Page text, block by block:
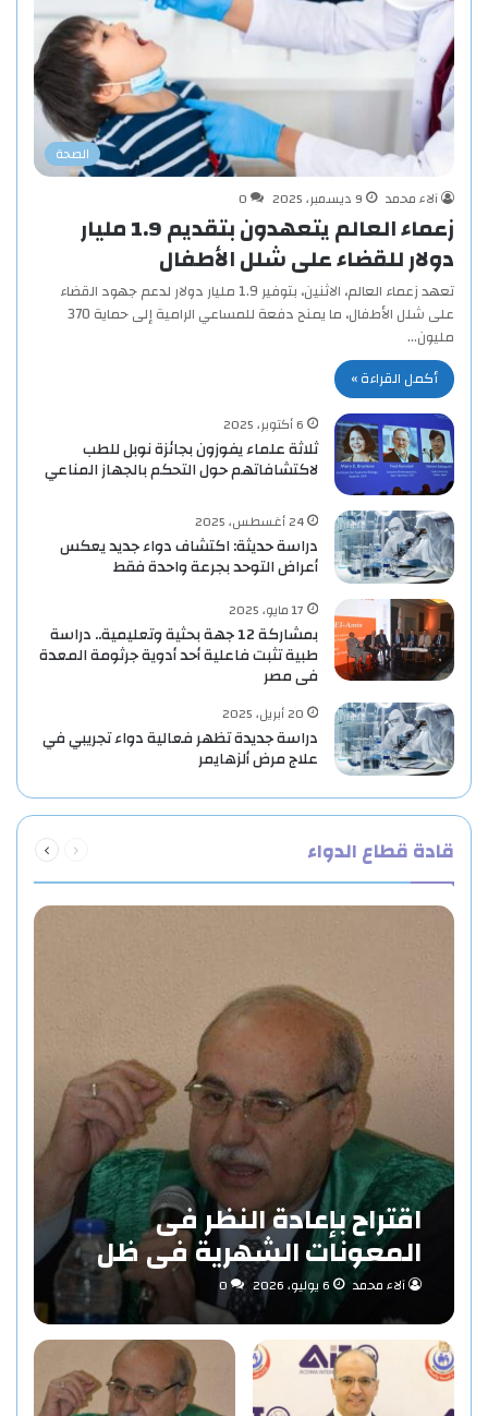
الصحة
آلاء محمد
9 ديسمبر، 2025 0
زعماء العالم يتعهدون بتقديم 1.9 مليار
دولار للقضاء على شلل الأطفال
تعهد زعماء العالم، الاثنين، بتوفير 1.9 مليار دولار لدعم جهود القضاء
على شلل الأطفال، ما يمنح دفعة للمساعي الرامية إلى حماية 370
مليون…
أكمل القراءة »
6 أكتوبر، 2025
ثلاثة علماء يفوزون بجائزة نوبل للطب
لاكتشافاتهم حول التحكم بالجهاز المناعي
24 أغسطس، 2025
دراسة حديثة: اكتشاف دواء جديد يعكس
أعراض التوحد بجرعة واحدة فقط
17 مايو، 2025
بمشاركة 12 جهة بحثية وتعليمية.. دراسة
طبية تثبت فاعلية أحد أدوية جرثومة المعدة
فى مصر
20 أبريل، 2025
دراسة جديدة تظهر فعالية دواء تجريبي في
علاج مرض ألزهايمر
قادة قطاع الدواء الصفحةالصفحة
اقتراح بإعادة النظر فى
المعونات الشهرية فى ظل
مفهوم الاستدامة بقلم «د/
حاتم عبد المنعم احمد»
آلاء محمد 6 يوليو، 2026 0